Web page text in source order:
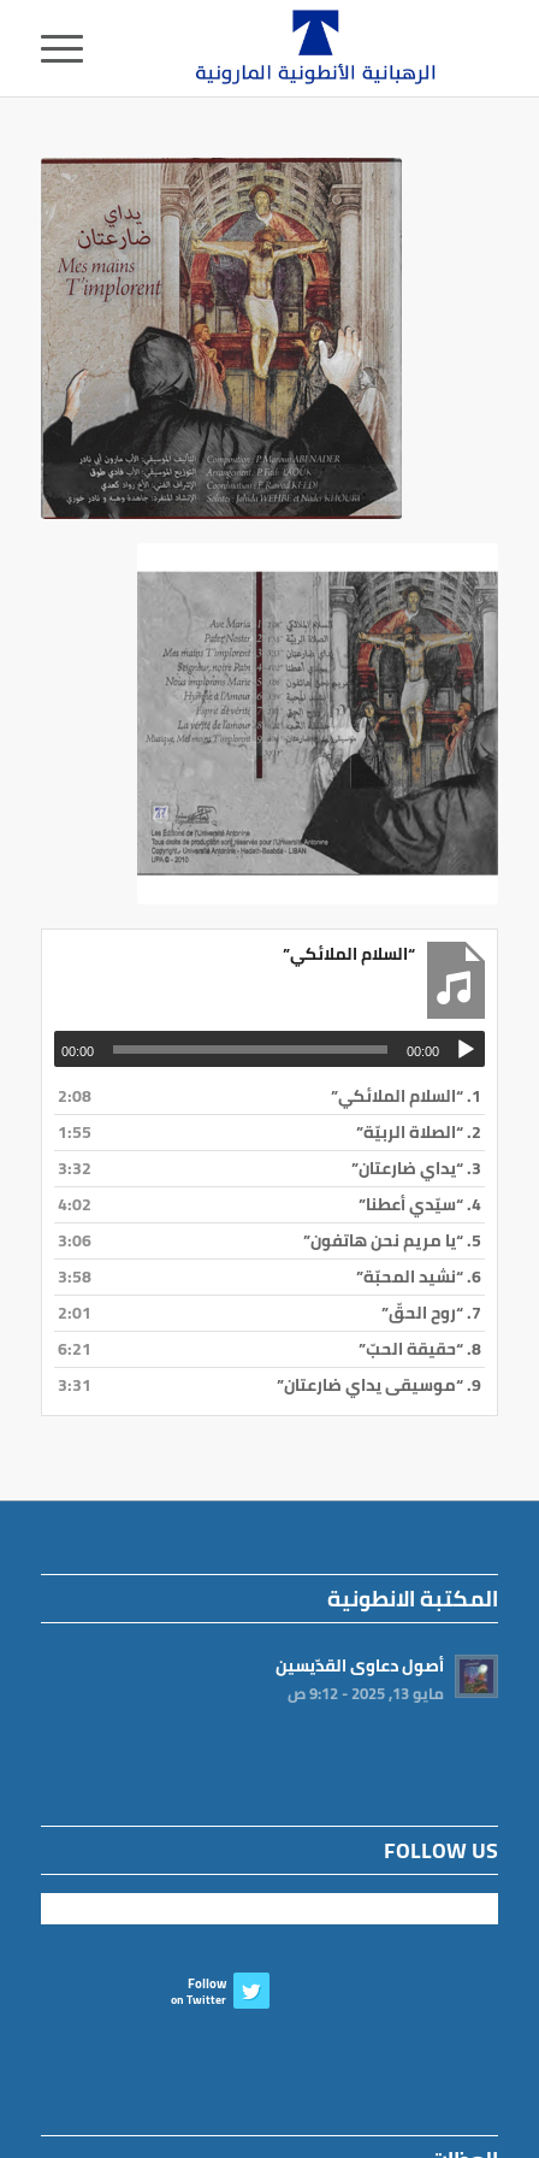
“السلام الملائكي”
00:00
00:00
1. “السلام الملائكي”
2:08
2. “الصلاة الربيّة”
1:55
3. “يداي ضارعتان”
3:32
4. “سيّدي أعطنا”
4:02
5. “يا مريم نحن هاتفون”
3:06
6. “نشيد المحبّة”
3:58
7. “روح الحقّ”
2:01
8. “حقيقة الحبّ”
6:21
9. “موسيقى يداي ضارعتان” 3:31
المكتبة الانطونية
أصول دعاوى القدّيسين
مايو 13, 2025 - 9:12 ص
FOLLOW US
Follow
on Twitter